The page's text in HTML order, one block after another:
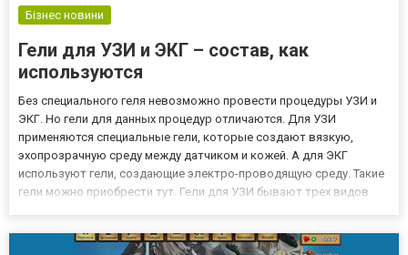
Бізнес новини
Гели для УЗИ и ЭКГ – состав, как
используются
Без специального геля невозможно провести процедуры УЗИ и
ЭКГ. Но гели для данных процедур отличаются. Для УЗИ
применяются специальные гели, которые создают вязкую,
эхопрозрачную среду между датчиком и кожей. А для ЭКГ
используют гели, создающие электро-проводящую среду. Такие
гели можно приобрести тут. Гели для УЗИ бывают трех видов
используют прак...